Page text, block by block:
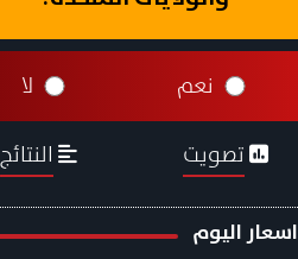
نعم لا
تصويت النتائج
اسعار اليوم